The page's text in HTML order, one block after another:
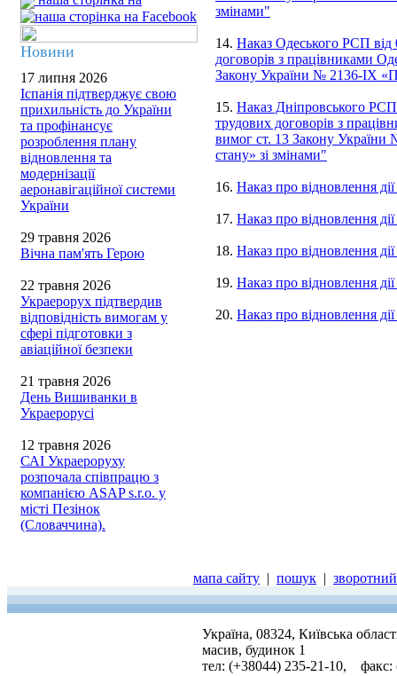
Новини
17 липня 2026
Іспанія підтверджує свою
прихильність до України
та профінансує
розроблення плану
відновлення та
модернізації
аеронавігаційної системи
України
29 травня 2026
Вічна пам'ять Герою
22 травня 2026
Украерорух підтвердив
відповідність вимогам у
сфері підготовки з
авіаційної безпеки
21 травня 2026
День Вишиванки в
Украерорусі
12 травня 2026
САІ Украероруху
розпочала співпрацю з
компанією ASAP s.r.o. у
місті Пезінок
(Словаччина).
змінами"
14. Наказ Одеського РСП
договорів з працівниками
Закону України № 2136-IX
15. Наказ Дніпровського
трудових договорів з
вимог ст. 13 Закону України
стану» зі змінами"
16. Наказ про відновлення
17. Наказ про відновлення
18. Наказ про відновлення
19. Наказ про відновлення
20. Наказ про відновлення
мапа сайту | пошук |
Україна, 08324, Київська
масив, будинок 1
тел: (+38044) 235-21-10, факс: